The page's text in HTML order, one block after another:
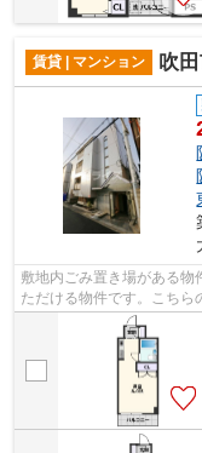
賃貸 | マンション 吹
敷地内ごみ置き場がある物
ただける物件です。こちら
地震のリスクを抑えられま